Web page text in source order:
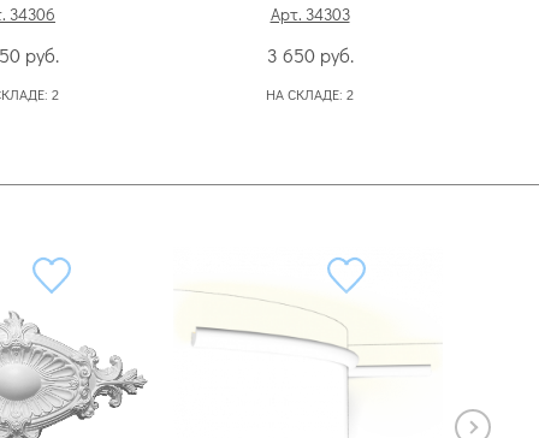
34306
руб.
2
Арт. 34303
3 650 руб.
НА СКЛАДЕ: 2